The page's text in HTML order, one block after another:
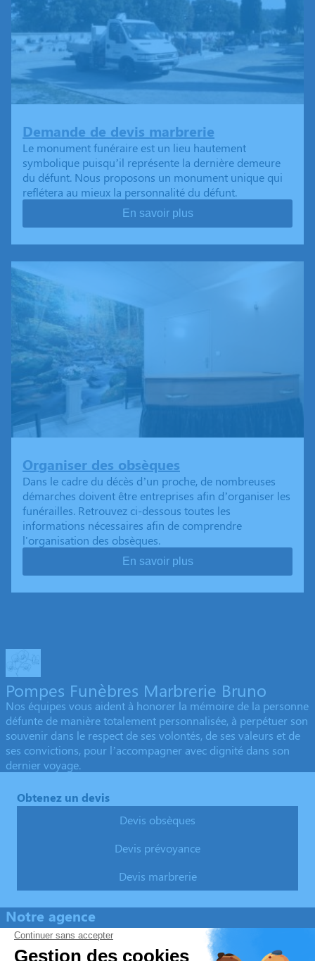
Demande de devis marbrerie
Le monument funéraire est un lieu hautement
symbolique puisqu’il représente la dernière demeure
du défunt. Nous proposons un monument unique qui
reflétera au mieux la personnalité du défunt.
En savoir plus
Organiser des obsèques
Dans le cadre du décès d’un proche, de nombreuses
démarches doivent être entreprises afin d’organiser les
funérailles. Retrouvez ci-dessous toutes les
informations nécessaires afin de comprendre
l'organisation des obsèques.
En savoir plus
Pompes Funèbres Marbrerie Bruno
Nos équipes vous aident à honorer la mémoire de la personne
défunte de manière totalement personnalisée, à perpétuer son
souvenir dans le respect de ses volontés, de ses valeurs et de
ses convictions, pour l’accompagner avec dignité dans son
dernier voyage.
Obtenez un devis
Devis obsèques
Devis prévoyance
Devis marbrerie
Notre agence
Pompes Funèbres Marbrerie Bruno
04 94 45 19 20